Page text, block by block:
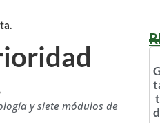
y siete módulos de